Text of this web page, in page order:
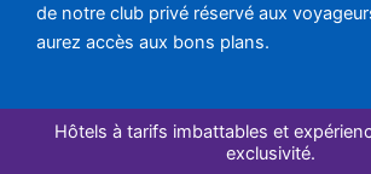
de notre club privé réservé aux
aurez accès aux bons plans.
Hôtels à tarifs imbattables et
exclusivité.